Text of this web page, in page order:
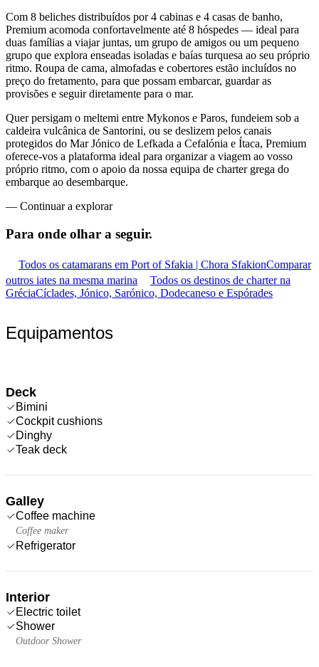
Com 8 beliches distribuídos por 4 cabinas e 4 casas de banho,
Premium acomoda confortavelmente até 8 hóspedes — ideal para
duas famílias a viajar juntas, um grupo de amigos ou um pequeno
grupo que explora enseadas isoladas e baías turquesa ao seu próprio
ritmo. Roupa de cama, almofadas e cobertores estão incluídos no
preço do fretamento, para que possam embarcar, guardar as
provisões e seguir diretamente para o mar.
Quer persigam o meltemi entre Mykonos e Paros, fundeiem sob a
caldeira vulcânica de Santorini, ou se deslizem pelos canais
protegidos do Mar Jónico de Lefkada a Cefalónia e Ítaca, Premium
oferece-vos a plataforma ideal para organizar a viagem ao vosso
próprio ritmo, com o apoio da nossa equipa de charter grega do
embarque ao desembarque.
— Continuar a explorar
Para onde olhar a seguir.
Todos os catamarans em Port of Sfakia | Chora SfakionComparar
outros iates na mesma marina
Todos os destinos de charter na
GréciaCíclades, Jónico, Sarónico, Dodecaneso e Espórades
Equipamentos
Deck
Bimini
Cockpit cushions
Dinghy
Teak deck
Galley
Coffee machine
Coffee maker
Refrigerator
Interior
Electric toilet
Shower
Outdoor Shower